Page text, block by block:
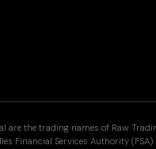
are the trading names of Raw
Financial Services Authority